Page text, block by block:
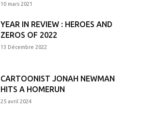
10 mars 2021
YEAR IN REVIEW : HEROES AND
ZEROS OF 2022
13 Décembre 2022
CARTOONIST JONAH NEWMAN
HITS A HOMERUN
25 avril 2024